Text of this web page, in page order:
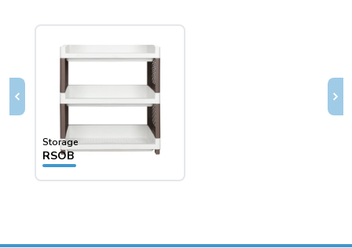
Storage
RSOB